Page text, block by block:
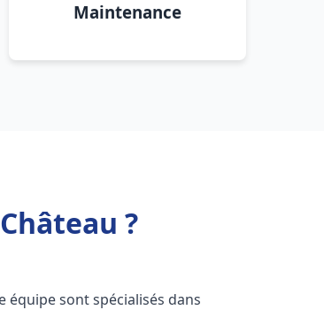
Maintenance
?
équipe sont spécialisés dans